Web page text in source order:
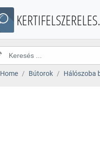
Home Bútorok Hálószoba